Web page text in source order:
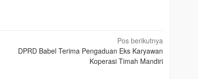
Pos berikutnya
DPRD Babel Terima Pengaduan Eks Karyawan
Koperasi Timah Mandiri